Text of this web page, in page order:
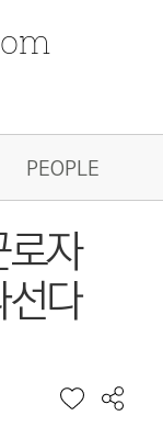
PEOPLE
자
다